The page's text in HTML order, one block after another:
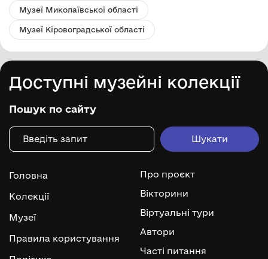
Музеї Миколаївської області
Музеї Кіровоградської області
Доступні музейні колекції
Пошук по сайту
Головна
Колекції
Музеї
Правила користування
Про проєкт
Вікторини
Віртуальні тури
Автори
Часті питання